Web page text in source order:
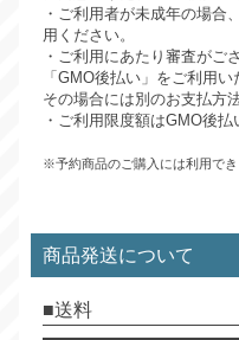
・ご利用者が未成年の場合
用ください。
・ご利用にあたり審査がご
「GMO後払い」をご利用
その場合には別のお支払方
・ご利用限度額はGMO後
※予約商品のご購入には利用でき
商品発送について
送料